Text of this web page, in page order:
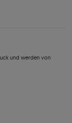
und werden von